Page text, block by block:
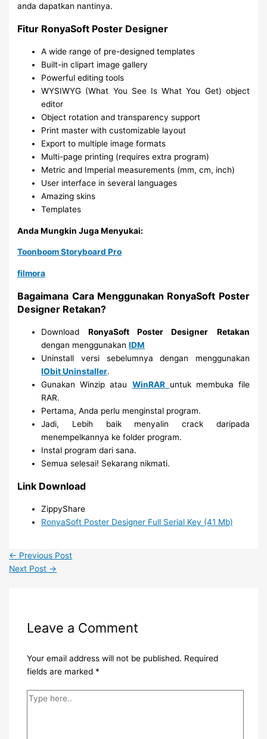
anda dapatkan nantinya.
Fitur RonyaSoft Poster Designer
A wide range of pre-designed templates
Built-in clipart image gallery
Powerful editing tools
WYSIWYG (What You See Is What You Get) object
editor
Object rotation and transparency support
Print master with customizable layout
Export to multiple image formats
Multi-page printing (requires extra program)
Metric and Imperial measurements (mm, cm, inch)
User interface in several languages
Amazing skins
Templates
Anda Mungkin Juga Menyukai:
Toonboom Storyboard Pro
filmora
Bagaimana Cara Menggunakan RonyaSoft Poster
Designer Retakan?
Download RonyaSoft Poster Designer
Retakan
dengan menggunakanIDM
Uninstall versi sebelumnya dengan menggunakan
IObit Uninstaller.
Gunakan Winzip atau WinRAR untuk membuka file
RAR.
Pertama, Anda perlu menginstal program.
Jadi, Lebih baik menyalin crack daripada
menempelkannya ke folder program.
Instal program dari sana.
Semua selesai! Sekarang nikmati.
Link Download
ZippyShare
RonyaSoft Poster Designer Full Serial Key (41 Mb)
← Previous Post
Next Post →
Leave a Comment
Your email address will not be published. Required
fields are marked *
Type